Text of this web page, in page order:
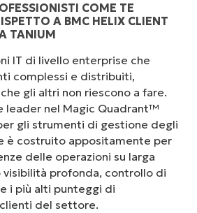
COME TE
A BMC HELIX CLIENT
TANIUM
IT di livello enterprise che
complessi e distribuiti,
gli altri non riescono a fare.
leader nel Magic Quadrant™
gli strumenti di gestione degli
è costruito appositamente per
delle operazioni su larga
visibilità profonda, controllo di
i più alti punteggi di
del settore.